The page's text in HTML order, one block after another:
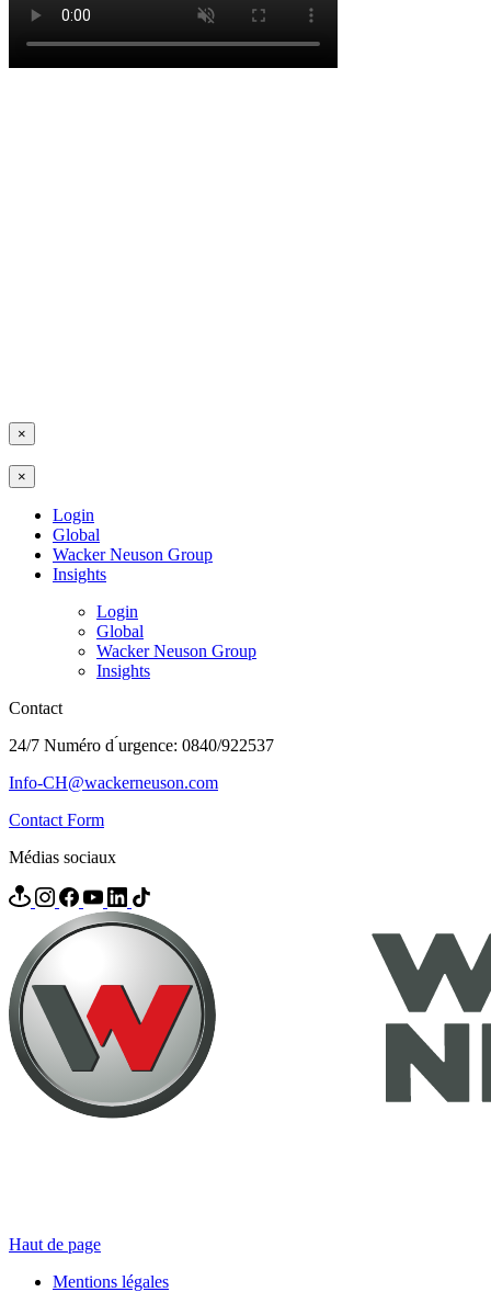
×
×
Login
Global
Wacker Neuson Group
Insights
Login
Global
Wacker Neuson Group
Insights
Contact
24/7 Numéro d ́urgence: 0840/922537
Info-CH@wackerneuson.com
Contact Form
Médias sociaux
Haut de page
Mentions légales